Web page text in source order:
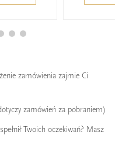
zamówienia zajmie Ci
zamówień za pobraniem)
Twoich oczekiwań? Masz